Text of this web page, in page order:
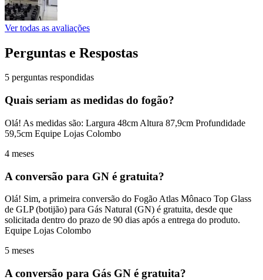
Ver todas as avaliações
Perguntas e Respostas
5 perguntas respondidas
Quais seriam as medidas do fogão?
Olá! As medidas são: Largura 48cm Altura 87,9cm Profundidade
59,5cm Equipe Lojas Colombo
4 meses
A conversão para GN é gratuita?
Olá! Sim, a primeira conversão do Fogão Atlas Mônaco Top Glass
de GLP (botijão) para Gás Natural (GN) é gratuita, desde que
solicitada dentro do prazo de 90 dias após a entrega do produto.
Equipe Lojas Colombo
5 meses
A conversão para Gás GN é gratuita?